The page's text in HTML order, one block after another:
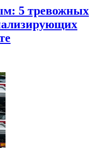
5 тревожных